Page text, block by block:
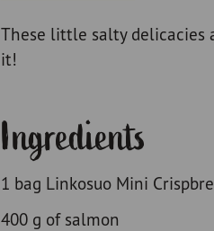
These little salty delicacies
it!
Ingredients
1 bag Linkosuo Mini
400 g of salmon